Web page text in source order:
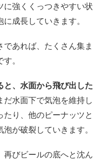
に強くくっつきやすい状
成長していきます。
あれば、たくさん集ま
。
と、水面から飛び出した
だ水面下で気泡を維持し
り、他のピーナッツと
が破裂していきます。
再びビールの底へと沈ん